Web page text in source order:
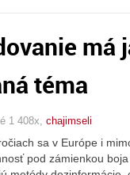
má
téma
1 408x, chajimseli
sa v Európe i
pod zámienkou